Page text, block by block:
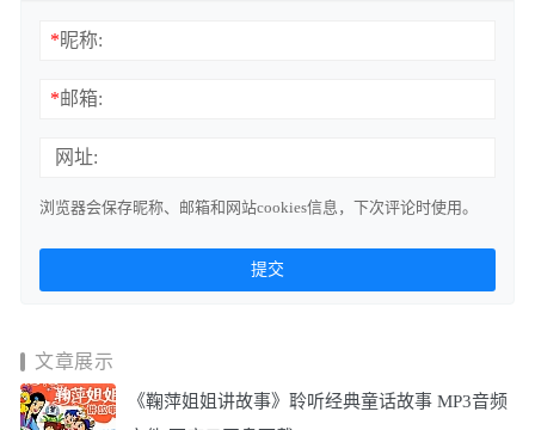
*昵称:
*邮箱:
网址:
浏览器会保存昵称、邮箱和网站cookies信息，下次评论时使用。
文章展示
《鞠萍姐姐讲故事》聆听经典童话故事 MP3音频